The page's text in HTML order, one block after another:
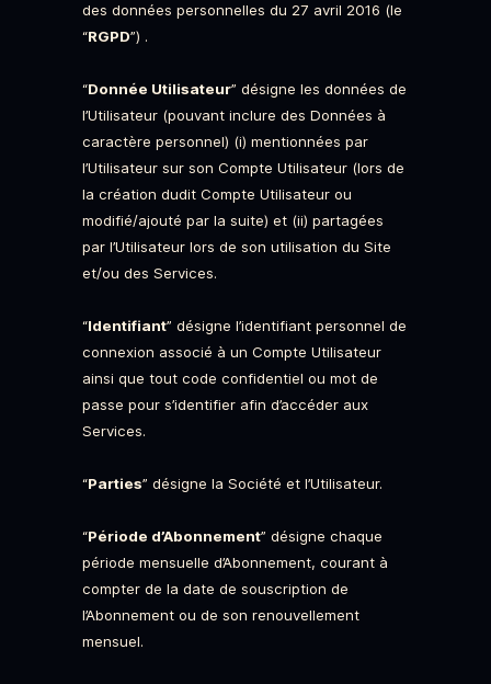
des données personnelles du 27 avril 2016 (le
“RGPD”) .
“Donnée Utilisateur” désigne les données de
l’Utilisateur (pouvant inclure des Données à
caractère personnel) (i) mentionnées par
l’Utilisateur sur son Compte Utilisateur (lors de
la création dudit Compte Utilisateur ou
modifié/ajouté par la suite) et (ii) partagées
par l’Utilisateur lors de son utilisation du Site
et/ou des Services.
“Identifiant” désigne l’identifiant personnel de
connexion associé à un Compte Utilisateur
ainsi que tout code confidentiel ou mot de
passe pour s’identifier afin d’accéder aux
Services.
“Parties” désigne la Société et l’Utilisateur.
“Période d’Abonnement” désigne chaque
période mensuelle d’Abonnement, courant à
compter de la date de souscription de
l’Abonnement ou de son renouvellement
mensuel.